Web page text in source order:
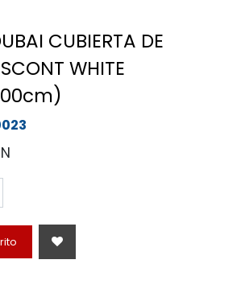
CUBIERTA DE
WHITE